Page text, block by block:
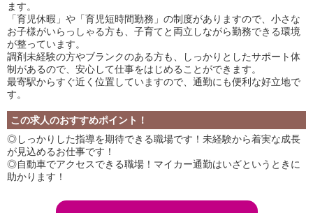
ます。
「育児休暇」や「育児短時間勤務」の制度がありますので、小さな
お子様がいらっしゃる方も、子育てと両立しながら勤務できる環境
が整っています。
調剤未経験の方やブランクのある方も、しっかりとしたサポート体
制があるので、安心して仕事をはじめることができます。
最寄駅からすぐ近く位置していますので、通勤にも便利な好立地で
す。
この求人のおすすめポイント！
◎しっかりした指導を期待できる職場です！未経験から着実な成長
が見込めるお仕事です！
◎自動車でアクセスできる職場！マイカー通勤はいざというときに
助かります！